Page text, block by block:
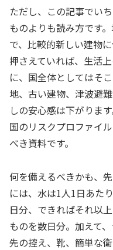
ただし、この記事でい
ものよりも読み方です
で、比較的新しい建物
押さえていれば、生活
に、国全体としてはそ
地、古い建物、津波避
しの安心感は下がりま
国のリスクプロファイ
べき資料です。
何を備えるべきかも、
には、水は1人1日あた
日分、できればそれ以
ものを数日分。加えて
先の控え、靴、簡単な